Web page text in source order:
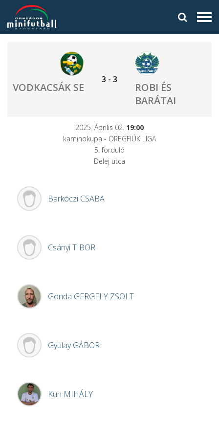
VODKACSÁK SE
3 - 3
ROBI ÉS
BARÁTAI
2025. Április 02. 19:00
kaminokupa - ÖREGFIÚK LIGA
5. forduló
Delej utca
Barkóczi CSABA
CsányiTIBOR
Gonda GERGELY ZSOLT
GyulayGÁBOR
Kun MIHÁLY